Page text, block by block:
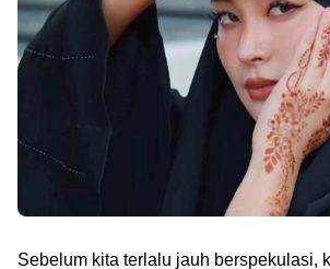
Sebelum kita terlalu jauh berspekulasi,